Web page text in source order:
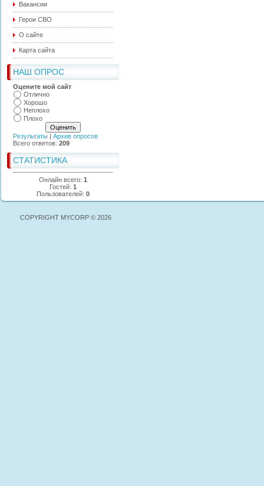
Вакансии
Герои СВО
О сайте
Карта сайта
НАШ ОПРОС
Оцените мой сайт
Отлично
Хорошо
Неплохо
Плохо
Результаты
Архив опросов
Всего ответов: 209
СТАТИСТИКА
Онлайн всего: 1
Гостей: 1
Пользователей: 0
COPYRIGHT MYCORP © 2026